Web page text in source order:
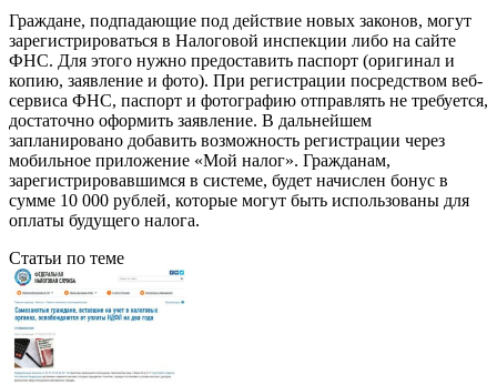
Граждане, подпадающие под действие новых законов, могут
зарегистрироваться в Налоговой инспекции либо на сайте
ФНС. Для этого нужно предоставить паспорт (оригинал и
копию, заявление и фото). При регистрации посредством веб-
сервиса ФНС, паспорт и фотографию отправлять не требуется,
достаточно оформить заявление. В дальнейшем
запланировано добавить возможность регистрации через
мобильное приложение «Мой налог». Гражданам,
зарегистрировавшимся в системе, будет начислен бонус в
сумме 10 000 рублей, которые могут быть использованы для
оплаты будущего налога.
Статьи по теме